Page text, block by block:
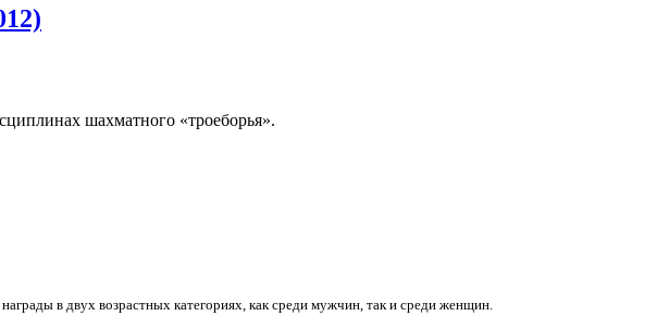
шахматного «троеборья».
в двух возрастных категориях, как среди мужчин, так и среди женщин.